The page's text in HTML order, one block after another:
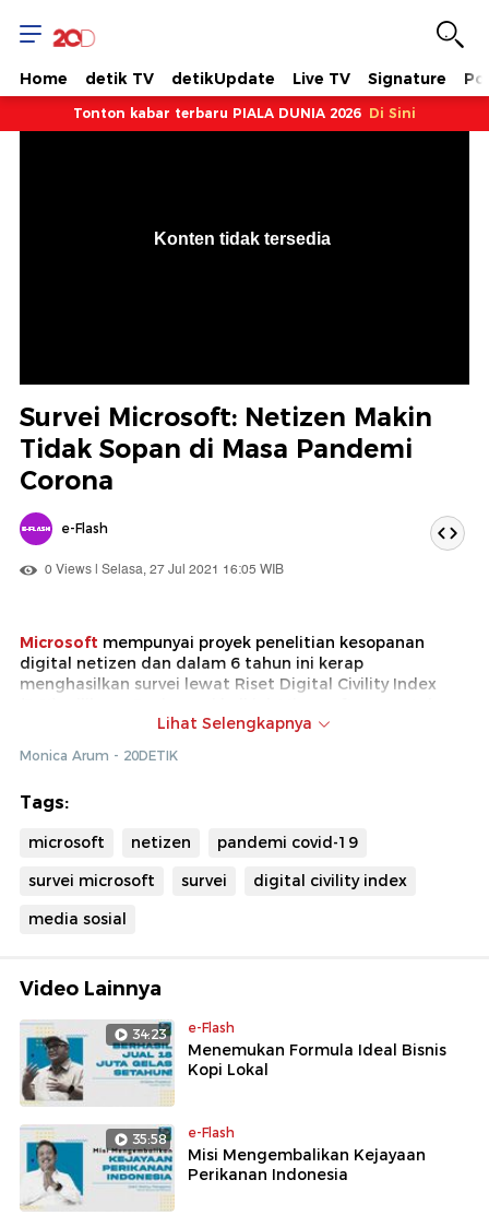
Home detik TV detikUpdate Live TV Signature
Tonton kabar terbaru PIALA DUNIA 2026 Di Sini
Konten tidak tersedia
Survei Microsoft: Netizen Makin
Tidak Sopan di Masa Pandemi
Corona
e-Flash
0 Views | Selasa, 27 Jul 2021 16:05 WIB
Microsoft mempunyai proyek penelitian kesopanan
digital netizen dan dalam 6 tahun ini kerap
menghasilkan survei lewat Riset Digital Civility Index
makin tidak sopan di masa Covid-19 melanda
ini. Berikut datanya…
Lihat Selengkapnya
Monica Arum - 20DETIK
Tags:
microsoft netizen
pandemi covid-19
survei microsoft
survei
digital civility index
media sosial
Video Lainnya
34:23 e-Flash
Menemukan Formula Ideal Bisnis
Kopi Lokal
35:58 e-Flash
Misi Mengembalikan Kejayaan
Perikanan Indonesia